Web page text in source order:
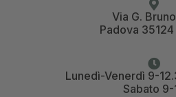
Via G.
Padova
Lunedì-Venerdì 9-
Sabato 9-